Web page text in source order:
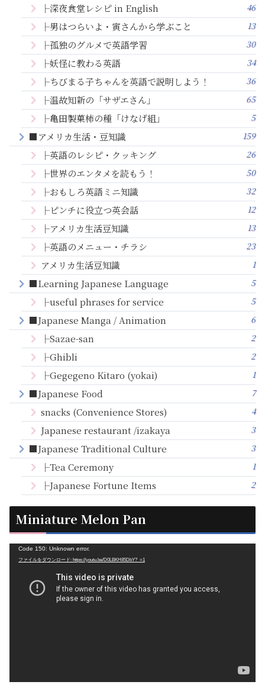
├深夜食堂レシピ in English 46
├男はつらいよ・寅さんから学ぶこと 13
├孤独のグルメで英語学習 30
├妖怪に教わる英語 34
├ちびまる子ちゃんを英語で説明しよう！ 36
├温故知新の「サザエさん」 65
├亀田製菓柿の種「けなげ組」 5
■アメリカ生活・豆知識 159
├英語のレシピ・クッキング 26
├世界のエンタメを読もう！ 50
├おもしろ英語ミニ知識 32
├ピンチに役立つ英会話 12
├アメリカ生活豆知識 13
├英語のメニュー・チラシ 23
アメリカ生活豆知識 1
■Learning Japanese Language 5
├useful phrases for service 5
■Japanese Manga / Animation 6
├Sazae-san 2
├Ghibli 2
├Gegegeno Kitaro (yokai) 1
■Japanese Food 7
snacks (Convenience Stores) 4
Japanese restaurant /izakaya 3
■Japanese Traditional Culture 3
├Tea Ceremony 1
├Japanese Fortune Items 2
Miniature Melon Pan
Code 150: Unknown error.
ファイルをダウンロード: https://youtu.be/D0LBKH85DbY?_=1